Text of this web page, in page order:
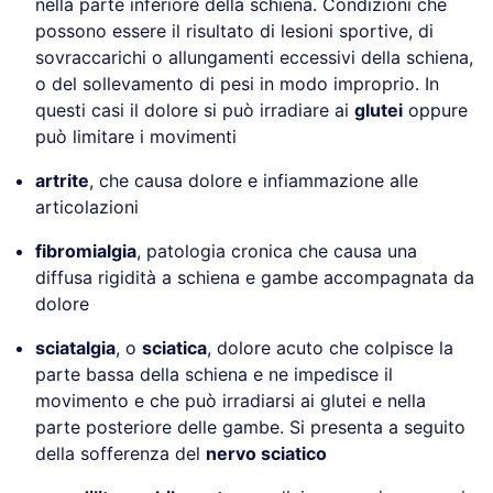
possono essere il risultato di lesioni sportive, di
sovraccarichi o allungamenti eccessivi della schiena,
o del sollevamento di pesi in modo improprio. In
questi casi il dolore si può irradiare ai glutei oppure
può limitare i movimenti
artrite, che causa dolore e infiammazione alle
articolazioni
fibromialgia, patologia cronica che causa una
diffusa rigidità a schiena e gambe accompagnata da
dolore
sciatalgia, o sciatica, dolore acuto che colpisce la
parte bassa della schiena e ne impedisce il
movimento e che può irradiarsi ai glutei e nella
parte posteriore delle gambe. Si presenta a seguito
della sofferenza del nervo sciatico